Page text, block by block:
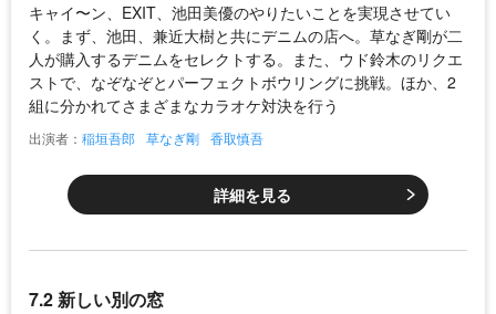
キャイ〜ン、EXIT、池田美優のやりたいことを実現させてい
く。まず、池田、兼近大樹と共にデニムの店へ。草なぎ剛が二
人が購入するデニムをセレクトする。また、ウド鈴木のリクエ
ストで、なぞなぞとパーフェクトボウリングに挑戦。ほか、2
組に分かれてさまざまなカラオケ対決を行う
出演者： 稲垣吾郎 草なぎ剛 香取慎吾
詳細を見る
7.2 新しい別の窓